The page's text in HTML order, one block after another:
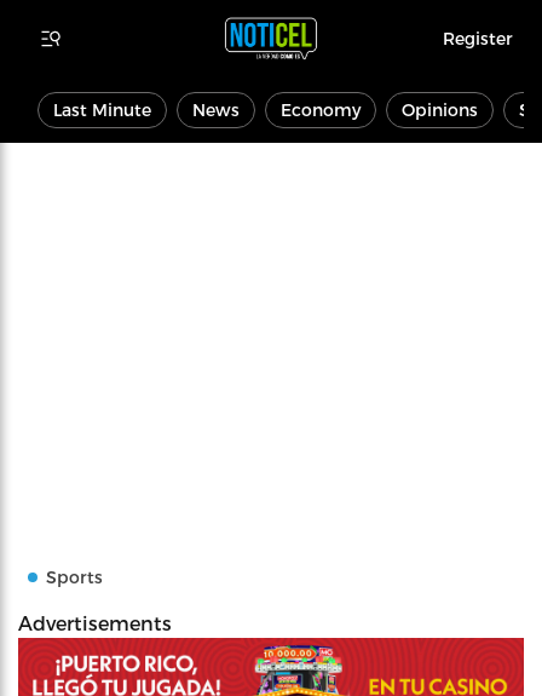
Register
Last Minute News Economy Opinions
Sports
Advertisements